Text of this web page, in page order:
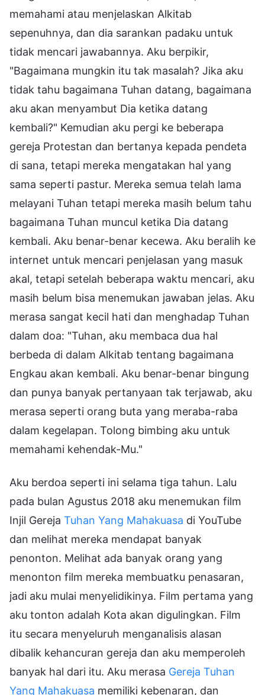
memahami atau menjelaskan Alkitab
sepenuhnya, dan dia sarankan padaku untuk
tidak mencari jawabannya. Aku berpikir,
"Bagaimana mungkin itu tak masalah? Jika aku
tidak tahu bagaimana Tuhan datang, bagaimana
aku akan menyambut Dia ketika datang
kembali?" Kemudian aku pergi ke beberapa
gereja Protestan dan bertanya kepada pendeta
di sana, tetapi mereka mengatakan hal yang
sama seperti pastur. Mereka semua telah lama
melayani Tuhan tetapi mereka masih belum tahu
bagaimana Tuhan muncul ketika Dia datang
kembali. Aku benar-benar kecewa. Aku beralih ke
internet untuk mencari penjelasan yang masuk
akal, tetapi setelah beberapa waktu mencari, aku
masih belum bisa menemukan jawaban jelas. Aku
merasa sangat kecil hati dan menghadap Tuhan
dalam doa: "Tuhan, aku membaca dua hal
berbeda di dalam Alkitab tentang bagaimana
Engkau akan kembali. Aku benar-benar bingung
dan punya banyak pertanyaan tak terjawab, aku
merasa seperti orang buta yang meraba-raba
dalam kegelapan. Tolong bimbing aku untuk
memahami kehendak-Mu."
Aku berdoa seperti ini selama tiga tahun. Lalu
pada bulan Agustus 2018 aku menemukan film
Injil Gereja Tuhan Yang Mahakuasa di YouTube
dan melihat mereka mendapat banyak
penonton. Melihat ada banyak orang yang
menonton film mereka membuatku penasaran,
jadi aku mulai menyelidikinya. Film pertama yang
aku tonton adalah Kota akan digulingkan. Film
itu secara menyeluruh menganalisis alasan
dibalik kehancuran gereja dan aku memperoleh
banyak hal dari itu. Aku merasa Gereja Tuhan
Yang Mahakuasa memiliki kebenaran, dan